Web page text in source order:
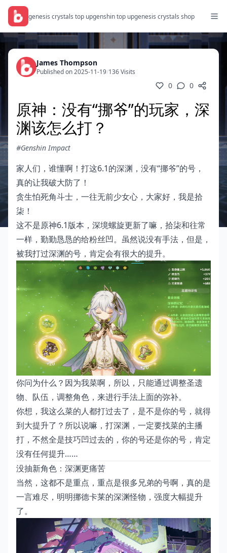
genesis crystals top upgenshin top upgenesis crystals shop
James Thompson
Published on 2025-11-19/136 Visits
0 0
原神：没有“挪爷”的玩家，深
渊该怎么打？
#Genshin Impact
家人们，谁懂啊！打这6.1的深渊，没有“挪爷”的号，
真的让我破大防了！
贪生怕死角斗士，一往无前少女心，大家好，我是拾
柒！
这不是原神6.1版本，深境螺旋更新了嘛，拾柒和往常
一样，勤勤恳恳的给粉丝凹。虽然说没有手法，但是，
被我打过深渊的号，肯定会有很大的提升。
你问为什么？因为我菜啊，所以，只能通过调整圣遗
物、队伍，调整角色，来进行手法上面的弥补。
你想，我这么菜的人都打过去了，是不是你的号，就得
到大提升了？所以说嘛，打深渊，一定要找菜的主播
打，不然全是技巧凹过去的，你的号还是你的号，肯定
没有任何提升……
没抽新角色：深渊更痛苦
当然，这都不是重点，重点是很多兄弟的号啊，真的是
一言难尽，明明挪德卡莱的深渊怪物，强度大幅提升
了。